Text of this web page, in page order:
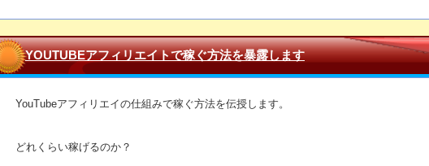
YOUTUBEアフィリエイトで稼ぐ方法を暴露します
YouTubeアフィリエイの仕組みで稼ぐ方法を伝授します。
どれくらい稼げるのか？